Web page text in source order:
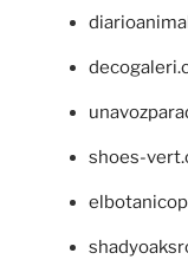
shoes-